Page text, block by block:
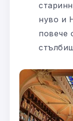
нуво и
повече